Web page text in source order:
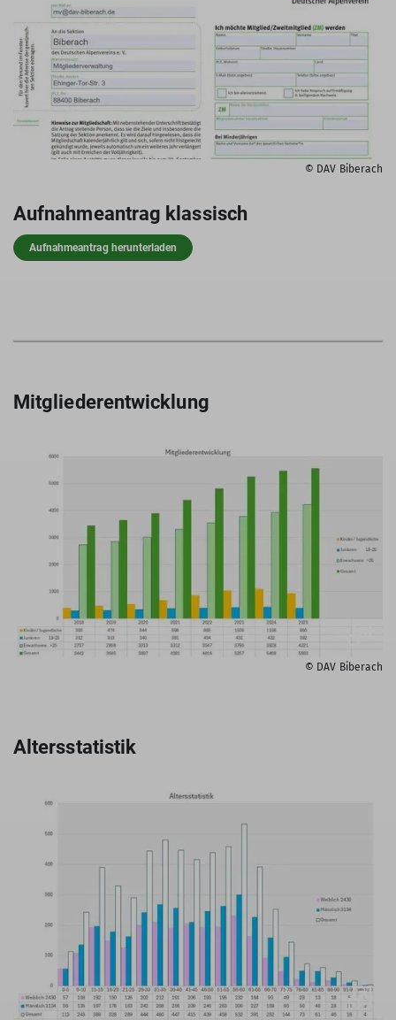
© DAV Biberach
Aufnahmeantrag klassisch
Aufnahmeantrag herunterladen
Mitgliederentwicklung
© DAV Biberach
Altersstatistik